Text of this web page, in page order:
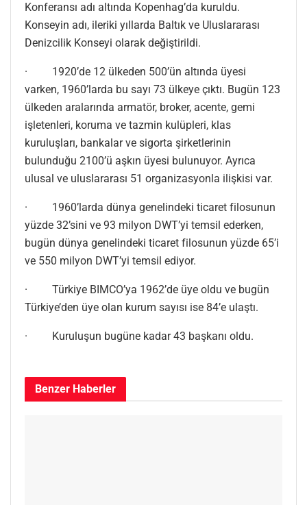
Konferansı adı altında Kopenhag’da kuruldu.
Konseyin adı, ileriki yıllarda Baltık ve Uluslararası
Denizcilik Konseyi olarak değiştirildi.
· 1920’de 12 ülkeden 500’ün altında üyesi
varken, 1960’larda bu sayı 73 ülkeye çıktı. Bugün 123
ülkeden aralarında armatör, broker, acente, gemi
işletenleri, koruma ve tazmin kulüpleri, klas
kuruluşları, bankalar ve sigorta şirketlerinin
bulunduğu 2100’ü aşkın üyesi bulunuyor. Ayrıca
ulusal ve uluslararası 51 organizasyonla ilişkisi var.
· 1960’larda dünya genelindeki ticaret filosunun
yüzde 32’sini ve 93 milyon DWT’yi temsil ederken,
bugün dünya genelindeki ticaret filosunun yüzde 65’i
ve 550 milyon DWT’yi temsil ediyor.
· Türkiye BIMCO’ya 1962’de üye oldu ve bugün
Türkiye’den üye olan kurum sayısı ise 84’e ulaştı.
· Kuruluşun bugüne kadar 43 başkanı oldu.
Benzer Haberler